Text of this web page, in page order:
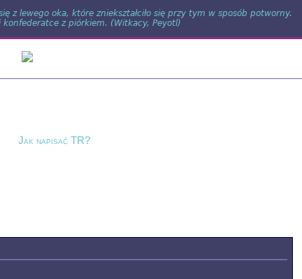
z lewego oka, które zniekształciło się przy tym w sposób potworny.
z piórkiem. (Witkacy, Peyotl)
Jak napisać TR?